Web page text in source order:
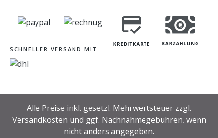
SCHNELLER VERSAND MIT
Alle Preise inkl. gesetzl. Mehrwertsteuer zzgl.
Versandkosten und ggf. Nachnahmegebühren, wenn
nicht anders angegeben.